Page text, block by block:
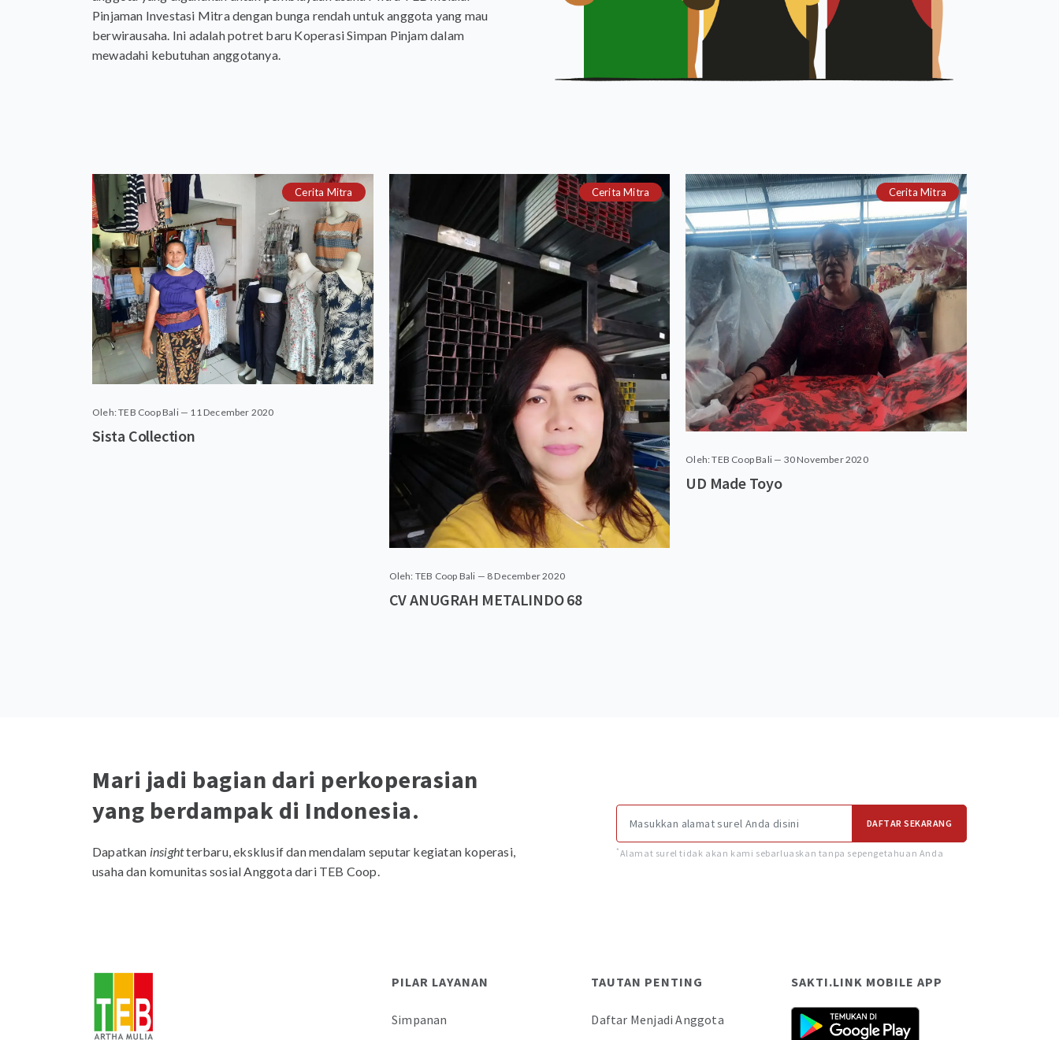
Pinjaman Investasi Mitra dengan bunga rendah untuk anggota yang mau
berwirausaha. Ini adalah potret baru Koperasi Simpan Pinjam dalam
mewadahi kebutuhan anggotanya.
Cerita Mitra
Oleh: TEB Coop Bali — 11 December 2020
Sista Collection
Cerita Mitra
Oleh: TEB Coop Bali — 8 December 2020
CV ANUGRAH METALINDO 68
Cerita Mitra
Oleh: TEB Coop Bali — 30 November 2020
UD Made Toyo
Mari jadi bagian dari perkoperasian
yang berdampak di Indonesia.
Dapatkan insightterbaru, eksklusif dan mendalam seputar kegiatan koperasi,
usaha dan komunitas sosial Anggota dari TEB Coop.
DAFTAR SEKARANG
*Alamat surel tidak akan kami sebarluaskan tanpa sepengetahuan Anda
PILAR LAYANAN
Simpanan
TAUTAN PENTING
Daftar Menjadi Anggota
SAKTI.LINK MOBILE APP